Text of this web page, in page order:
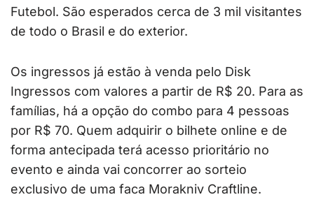
Futebol. São esperados cerca de 3 mil visitantes
de todo o Brasil e do exterior.
Os ingressos já estão à venda pelo Disk
Ingressos com valores a partir de R$ 20. Para as
famílias, há a opção do combo para 4 pessoas
por R$ 70. Quem adquirir o bilhete online e de
forma antecipada terá acesso prioritário no
evento e ainda vai concorrer ao sorteio
exclusivo de uma faca Morakniv Craftline.